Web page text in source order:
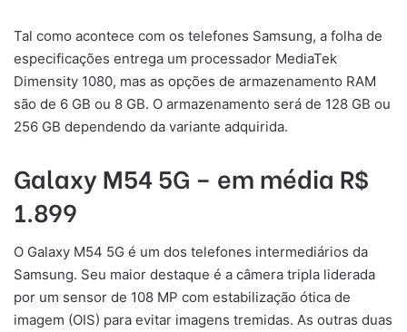
Tal como acontece com os telefones Samsung, a folha de
especificações entrega um processador MediaTek
Dimensity 1080, mas as opções de armazenamento RAM
são de 6 GB ou 8 GB. O armazenamento será de 128 GB ou
256 GB dependendo da variante adquirida.
Galaxy M54 5G – em média R$
1.899
O Galaxy M54 5G é um dos telefones intermediários da
Samsung. Seu maior destaque é a câmera tripla liderada
por um sensor de 108 MP com estabilização ótica de
imagem (OIS) para evitar imagens tremidas. As outras duas